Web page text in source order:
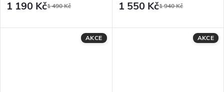
1 190 Kč1 490 Kč 1 550 Kč1 940 Kč
AKCE AKCE